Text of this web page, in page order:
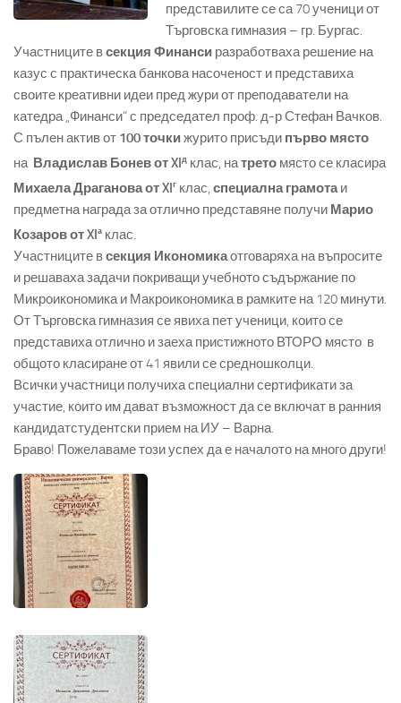
представилите се са 70 ученици от
Търговска гимназия – гр. Бургас.
Участниците всекция Финанси разработваха решение на
казус с практическа банкова насоченост и представиха
своите креативни идеи пред жури от преподаватели на
катедра „Финанси“ с председател проф. д-р Стефан Вачков.
С пълен актив от 100 точкижурито присъди първо място
на Владислав Бонев от XIд клас, натрето място се класира
Михаела Драганова от XIг клас, специална грамотаи
предметна награда за отлично представяне получи Марио
Козаров от XIа клас.
Участниците всекция Икономикаотговаряха на въпросите
и решаваха задачи покриващи учебното съдържание по
Микроикономика и Макроикономика в рамките на 120 минути.
От Търговска гимназия се явиха пет ученици, които се
представиха отлично и заеха пристижното ВТОРО място в
общото класиране от 41 явили се средношколци.
Всички участници получиха специални сертификати за
участие, които им дават възможност да се включат в ранния
кандидатстудентски прием на ИУ – Варна.
Браво! Пожелаваме този успех да е началото на много други!